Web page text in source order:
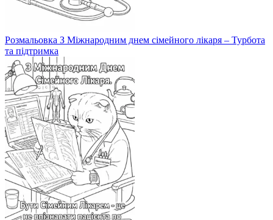
Розмальовка З Міжнародним днем сімейного лікаря – Турбота
та підтримка